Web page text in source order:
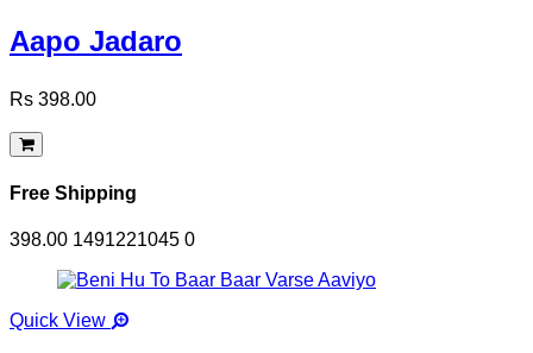
Aapo Jadaro
Rs 398.00
Free Shipping
398.00 1491221045 0
Quick View